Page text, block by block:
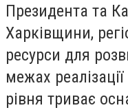
Президента та
Харківщини,
ресурси для
межах
рівня триває